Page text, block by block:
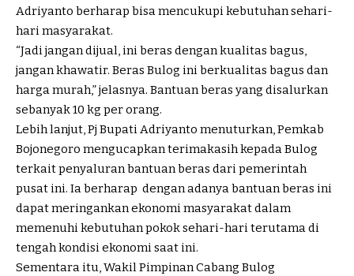
Adriyanto berharap bisa mencukupi kebutuhan sehari-
hari masyarakat.
“Jadi jangan dijual, ini beras dengan kualitas bagus,
jangan khawatir. Beras Bulog ini berkualitas bagus dan
harga murah,” jelasnya. Bantuan beras yang disalurkan
sebanyak 10 kg per orang.
Lebih lanjut, Pj Bupati Adriyanto menuturkan, Pemkab
Bojonegoro mengucapkan terimakasih kepada Bulog
terkait penyaluran bantuan beras dari pemerintah
pusat ini. Ia berharap dengan adanya bantuan beras ini
dapat meringankan ekonomi masyarakat dalam
memenuhi kebutuhan pokok sehari-hari terutama di
tengah kondisi ekonomi saat ini.
Sementara itu, Wakil Pimpinan Cabang Bulog